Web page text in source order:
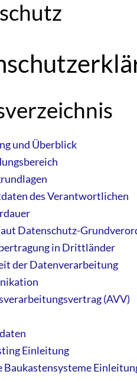
und Überblick
des Verantwortlichen
Datenschutz-
in Drittländer
der Datenverarbeitung
(AVV)
Einleitung
Baukastensysteme